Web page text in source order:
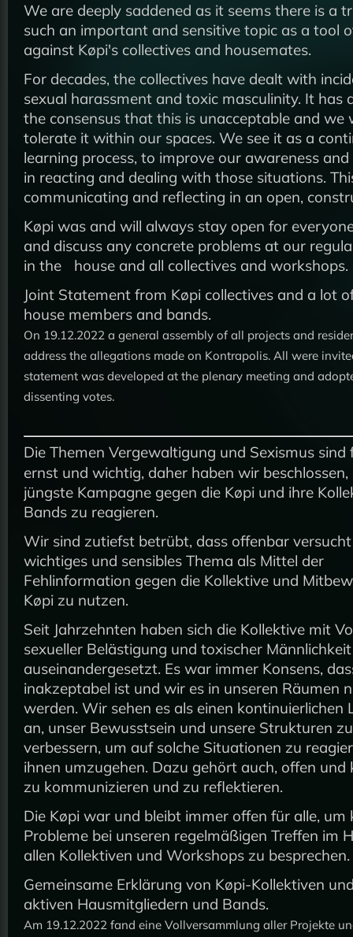
We are deeply saddened as it seems there is a
such an important and sensitive topic as a tool
against Køpi's collectives and housemates.
For decades, the collectives have dealt with
sexual harassment and toxic masculinity. It has
the consensus that this is unacceptable and we
tolerate it within our spaces. We see it as a
learning process, to improve our awareness
in reacting and dealing with those situations.
communicating and reflecting in an open,
Køpi was and will always stay open for
and discuss any concrete problems at our
in the house and all collectives and workshops.
Joint Statement from Køpi collectives and a lot
house members and bands.
On 19.12.2022 a general assembly of all projects and
address the allegations made on Kontrapolis. All were
statement was developed at the plenary meeting and
dissenting votes.
Die Themen Vergewaltigung und Sexismus sind
ernst und wichtig, daher haben wir beschlossen,
jüngste Kampagne gegen die Køpi und ihre
Bands zu reagieren.
Wir sind zutiefst betrübt, dass offenbar
wichtiges und sensibles Thema als Mittel der
Fehlinformation gegen die Kollektive und
Køpi zu nutzen.
Seit Jahrzehnten haben sich die Kollektive mit
sexueller Belästigung und toxischer Männlichkeit
auseinandergesetzt. Es war immer Konsens,
inakzeptabel ist und wir es in unseren Räumen
werden. Wir sehen es als einen kontinuierlichen
an, unser Bewusstsein und unsere Strukturen zu
verbessern, um auf solche Situationen zu
ihnen umzugehen. Dazu gehört auch, offen
zu kommunizieren und zu reflektieren.
Die Køpi war und bleibt immer offen für alle, um
Probleme bei unseren regelmäßigen Treffen im
allen Kollektiven und Workshops zu besprechen.
Gemeinsame Erklärung von Køpi-Kollektiven
aktiven Hausmitgliedern und Bands.
Am 19.12.2022 fand eine Vollversammlung aller Projekte